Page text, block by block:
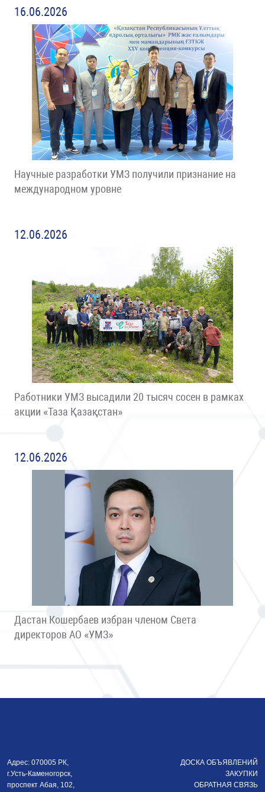
16.06.2026
Научные разработки УМЗ получили признание на
международном уровне
12.06.2026
Работники УМЗ высадили 20 тысяч сосен в рамках
акции «Таза Қазақстан»
12.06.2026
Дастан Кошербаев избран членом Света
директоров АО «УМЗ»
Адрес: 070005 РК,
г.Усть-Каменогорск,
проспект Абая, 102,
ДОСКА ОБЪЯВЛЕНИЙ
ЗАКУПКИ
ОБРАТНАЯ СВЯЗЬ